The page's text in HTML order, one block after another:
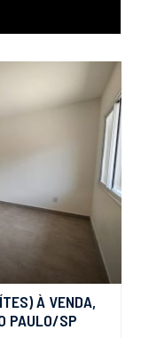
À VENDA,
PAULO/SP